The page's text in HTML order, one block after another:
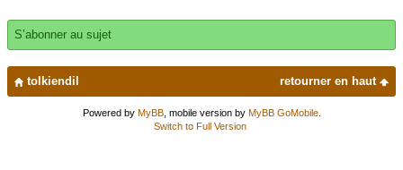
S’abonner au sujet
retourner en haut
tolkiendil
Powered by MyBB, mobile version by MyBB GoMobile.
Switch to Full Version